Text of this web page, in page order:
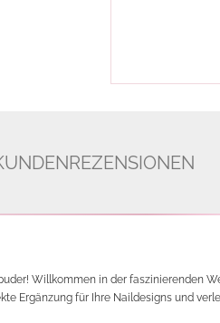
Willkommen in der faszinierenden
Ergänzung für Ihre Naildesigns und